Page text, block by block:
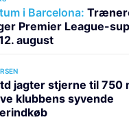
i Barcelona:
Premier League-
august
jagter stjerne til 750
klubbens syvende